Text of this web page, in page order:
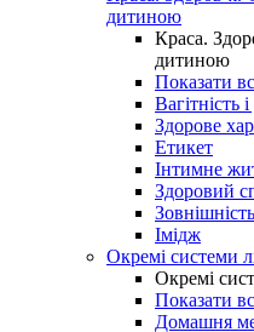
дитиною
Краса.
дитиною
Показати
Вагітність
Здорове
Етикет
Інтимне
Здоровий
Зовнішність
Імідж
Окремі системи
Окремі
Показати
Домашня